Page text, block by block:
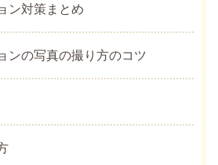
ン対策まとめ
ンの写真の撮り方のコツ